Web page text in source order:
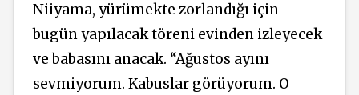
Niiyama, yürümekte zorlandığı için
bugün yapılacak töreni evinden izleyecek
ve babasını anacak. “Ağustos ayını
sevmiyorum. Kabuslar görüyorum. O